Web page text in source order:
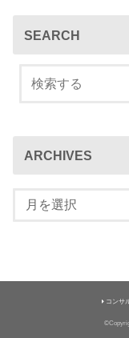
SEARCH
ARCHIVES
コンサ